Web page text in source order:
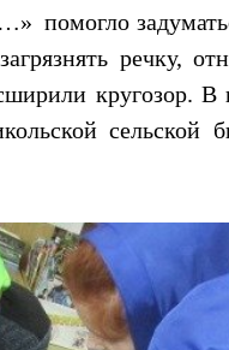
помогло
речку,
кругозор.
сельской